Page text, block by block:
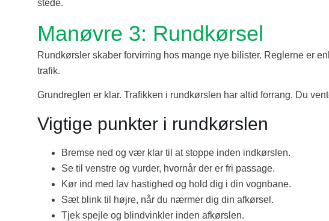
stede.
Manøvre 3: Rundkørsel
Rundkørsler skaber forvirring hos mange nye bilister. Reglerne er
trafik.
Grundreglen er klar. Trafikken i rundkørslen har altid forrang. Du
Vigtige punkter i rundkørslen
Bremse ned og vær klar til at stoppe inden indkørslen.
Se til venstre og vurder, hvornår der er fri passage.
Kør ind med lav hastighed og hold dig i din vognbane.
Sæt blink til højre, når du nærmer dig din afkørsel.
Tjek spejle og blindvinkler inden afkørslen.